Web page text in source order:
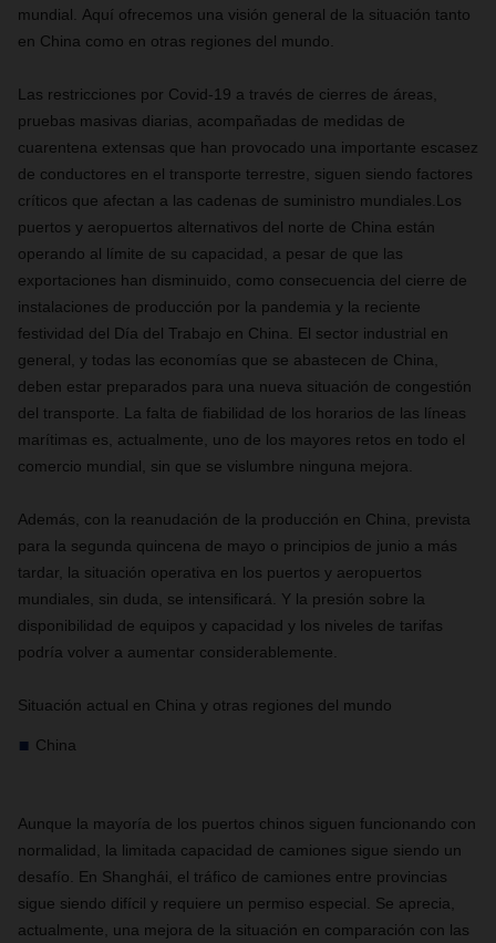
mundial. Aquí ofrecemos una visión general de la situación tanto
en China como en otras regiones del mundo.
Las restricciones por Covid-19 a través de cierres de áreas,
pruebas masivas diarias, acompañadas de medidas de
cuarentena extensas que han provocado una importante escasez
de conductores en el transporte terrestre, siguen siendo factores
críticos que afectan a las cadenas de suministro mundiales. Los
puertos y aeropuertos alternativos del norte de China están
operando al límite de su capacidad, a pesar de que las
exportaciones han disminuido, como consecuencia del cierre de
instalaciones de producción por la pandemia y la reciente
festividad del Día del Trabajo en China. El sector industrial en
general, y todas las economías que se abastecen de China,
deben estar preparados para una nueva situación de congestión
del transporte. La falta de fiabilidad de los horarios de las líneas
marítimas es, actualmente, uno de los mayores retos en todo el
comercio mundial, sin que se vislumbre ninguna mejora.
Además, con la reanudación de la producción en China, prevista
para la segunda quincena de mayo o principios de junio a más
tardar, la situación operativa en los puertos y aeropuertos
mundiales, sin duda, se intensificará. Y la presión sobre la
disponibilidad de equipos y capacidad y los niveles de tarifas
podría volver a aumentar considerablemente.
Situación actual en China y otras regiones del mundo
China
Aunque la mayoría de los puertos chinos siguen funcionando con
normalidad, la limitada capacidad de camiones sigue siendo un
desafío. En Shanghái, el tráfico de camiones entre provincias
sigue siendo difícil y requiere un permiso especial. Se aprecia,
actualmente, una mejora de la situación en comparación con las